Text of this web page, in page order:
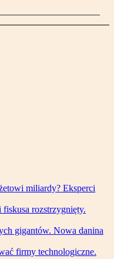
miliardy? Eksperci
rozstrzygnięty.
gigantów. Nowa danina
firmy technologiczne.